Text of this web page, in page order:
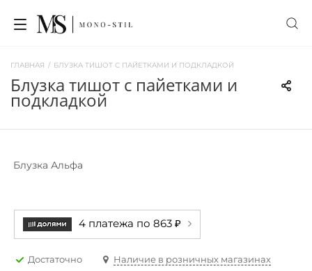
ГЛАВНАЯ / БЛУЗКА ТИШОТ С ПАЙЕТКАМИ И ПОДКЛАДКОЙ
блузка тишот с пайетками и
подкладкой
Блузка Альфа
4 платежа по 863 ₽
Достаточно Наличие в розничных магазинах